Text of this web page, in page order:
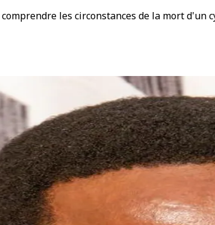
les circonstances de la mort d'un